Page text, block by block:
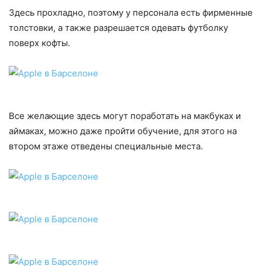
Здесь прохладно, поэтому у персонала есть фирменные
толстовки, а также разрешается одевать футболку
поверх кофты.
Все желающие здесь могут поработать на макбуках и
аймаках, можно даже пройти обучение, для этого на
втором этаже отведены специальные места.